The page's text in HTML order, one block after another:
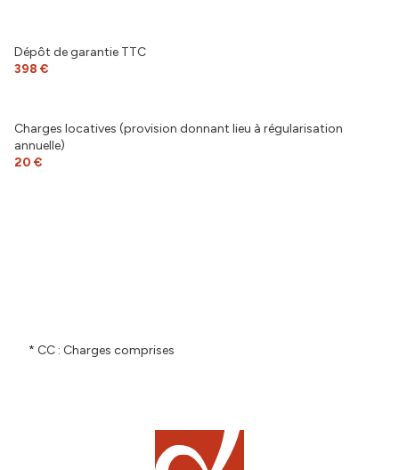
Dépôt de garantie TTC
398 €
Charges locatives (provision donnant lieu à régularisation
annuelle)
20 €
* CC : Charges comprises